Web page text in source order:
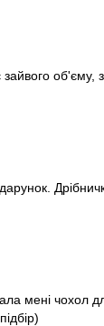
зайвого
мені чохол